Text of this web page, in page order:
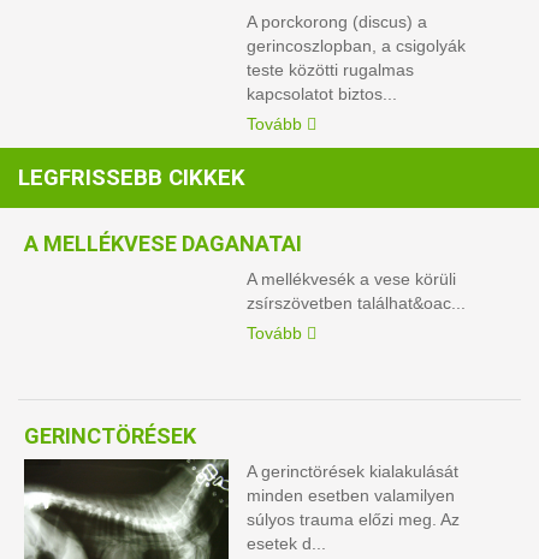
A porckorong (discus) a
gerincoszlopban, a csigolyák
teste közötti rugalmas
kapcsolatot biztos...
Tovább
LEGFRISSEBB CIKKEK
A MELLÉKVESE DAGANATAI
A mellékvesék a vese körüli
zsírszövetben találhat&oac...
Tovább
GERINCTÖRÉSEK
A gerinctörések kialakulását
minden esetben valamilyen
súlyos trauma előzi meg. Az
esetek d...